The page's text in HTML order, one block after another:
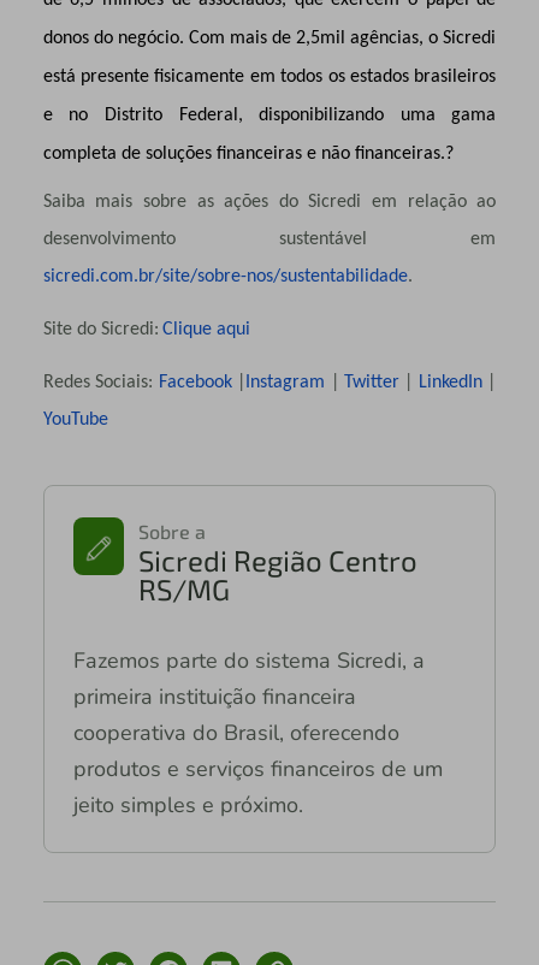
donos do negócio. Com mais de 2,5mil agências, o Sicredi
está presente fisicamente em todos os estados brasileiros
e no Distrito Federal, disponibilizando uma gama
completa de soluções financeiras e não financeiras.?
Saiba mais sobre as ações do Sicredi em relação ao
desenvolvimento sustentável em
sicredi.com.br/site/sobre-nos/sustentabilidade.
Site do Sicredi: Clique aqui
Redes Sociais: Facebook| Instagram Twitter| LinkedIn|
YouTube
Sobre a
Sicredi Região Centro
RS/MG
Fazemos parte do sistema Sicredi, a
primeira instituição financeira
cooperativa do Brasil, oferecendo
produtos e serviços financeiros de um
jeito simples e próximo.